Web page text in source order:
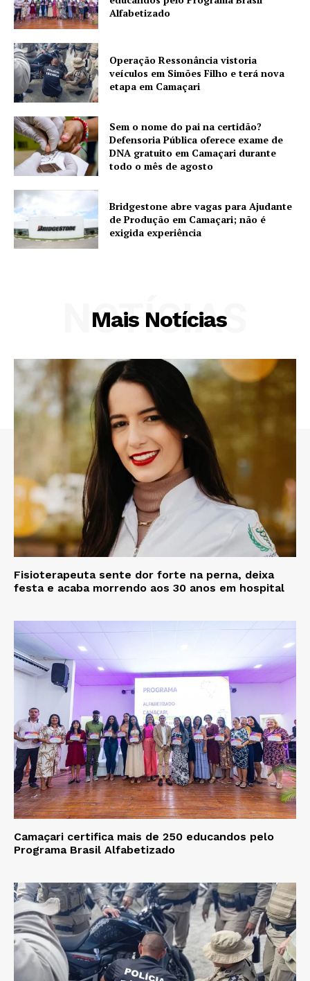
Alfabetizado
Operação Ressonância vistoria
veículos em Simões Filho e terá nova
etapa em Camaçari
Sem o nome do pai na certidão?
Defensoria Pública oferece exame de
DNA gratuito em Camaçari durante
todo o mês de agosto
Bridgestone abre vagas para Ajudante
de Produção em Camaçari; não é
exigida experiência
Mais Notícias
NOTÍCIAS
Fisioterapeuta sente dor forte na perna, deixa
festa e acaba morrendo aos 30 anos em hospital
Camaçari certifica mais de 250 educandos pelo
Programa Brasil Alfabetizado